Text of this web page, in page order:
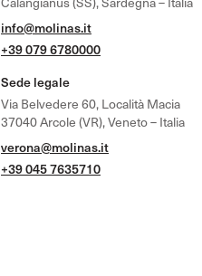
info@molinas.it
+39 079 6780000
Sede legale
Via Belvedere 60, Località Macia
37040 Arcole (VR), Veneto – Italia
verona@molinas.it
+39 045 7635710